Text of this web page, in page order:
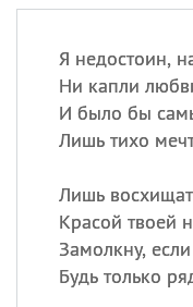
Я недостоин,
Ни капли
И было бы
Лишь тихо
Лишь
Красой твоей
Замолкну,
Будь только